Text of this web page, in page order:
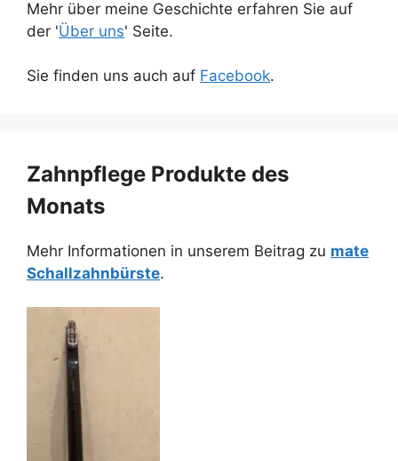
Mehr über meine Geschichte erfahren Sie auf
der 'Über uns' Seite.
Sie finden uns auch auf Facebook.
Zahnpflege Produkte des
Monats
Mehr Informationen in unserem Beitrag zu mate
Schallzahnbürste.